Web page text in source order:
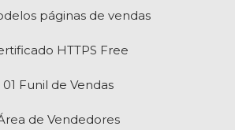
páginas de vendas
HTTPS Free
01 Funil de Vendas
de Vendedores